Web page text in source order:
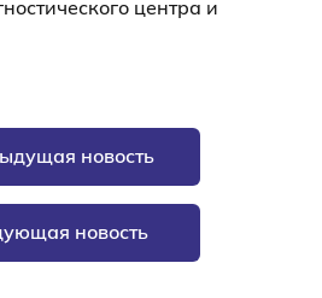
центра и
новость
новость